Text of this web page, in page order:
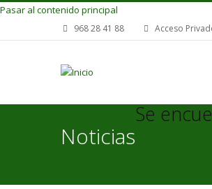
Pasar al contenido principal
968 28 41 88 Acceso
Noticias
Se